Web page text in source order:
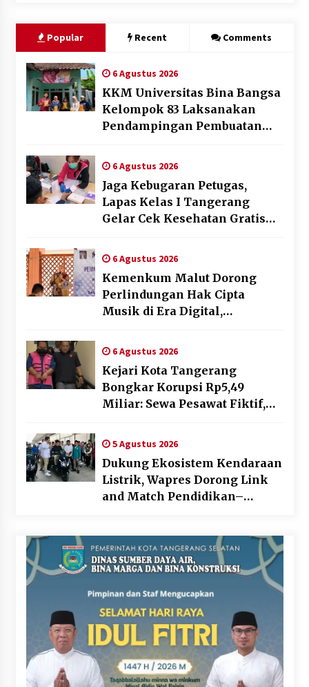
Popular Recent Comments
6 Agustus 2026
KKM Universitas Bina Bangsa
Kelompok 83 Laksanakan
Pendampingan Pembuatan
Memperkuat Pemasaran
UMKM di Desa Cempaka
6 Agustus 2026
Jaga Kebugaran Petugas,
Lapas Kelas I Tangerang
Gelar Cek Kesehatan Gratis
6 Agustus 2026
Kemenkum Malut Dorong
Perlindungan Hak Cipta
Musik di Era Digital,
Gratis dan Penguatan Royalti
6 Agustus 2026
Kejari Kota Tangerang
Bongkar Korupsi Rp5,49
Miliar: Sewa Pesawat Fiktif,
Ditahan
5 Agustus 2026
Dukung Ekosistem Kendaraan
Listrik, Wapres Dorong Link
and Match Pendidikan–